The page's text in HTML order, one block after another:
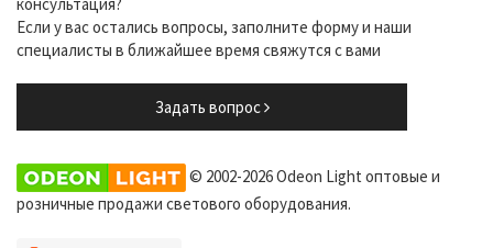
Если у вас остались вопросы, заполните форму и наши
специалисты в ближайшее время свяжутся с вами
Задать вопрос
© 2002-2026 Odeon Light оптовые и
розничные продажи светового оборудования.